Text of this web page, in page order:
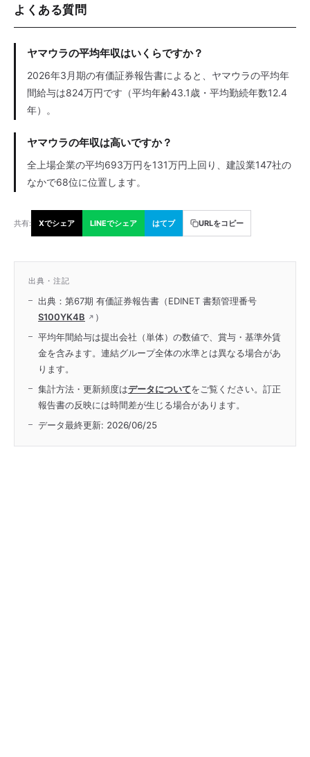
よくある質問
ヤマウラの平均年収はいくらですか？
2026年3月期の有価証券報告書によると、ヤマウラの平均年
間給与は824万円です（平均年齢43.1歳・平均勤続年数12.4
年）。
ヤマウラの年収は高いですか？
全上場企業の平均693万円を131万円上回り、建設業147社の
なかで68位に位置します。
共有: Xでシェア LINEでシェア はてブ URLをコピー
出典・注記
出典：第67期 有価証券報告書（EDINET 書類管理番号
S100YK4B
）
平均年間給与は提出会社（単体）の数値で、賞与・基準外賃
金を含みます。連結グループ全体の水準とは異なる場合があ
ります。
集計方法・更新頻度はデータについてをご覧ください。訂正
報告書の反映には時間差が生じる場合があります。
データ最終更新: 2026/06/25